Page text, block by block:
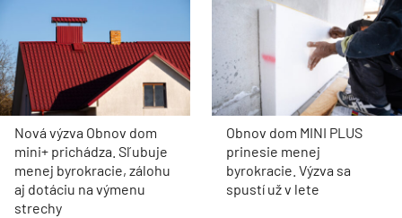
Nová výzva Obnov dom
mini+ prichádza. Sľubuje
menej byrokracie, zálohu
aj dotáciu na výmenu
strechy
Obnov dom MINI PLUS
prinesie menej
byrokracie. Výzva sa
spustí už v lete